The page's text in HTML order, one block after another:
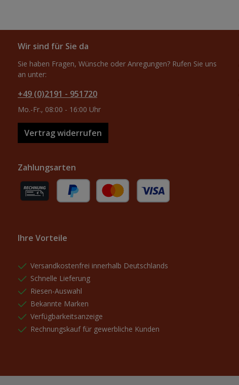
Wir sind für Sie da
Sie haben Fragen, Wünsche oder Anregungen? Rufen Sie uns
an unter:
+49 (0)2191 - 951720
Mo.-Fr., 08:00 - 16:00 Uhr
Vertrag widerrufen
Zahlungsarten
Ihre Vorteile
Versandkostenfrei innerhalb Deutschlands
Schnelle Lieferung
Riesen-Auswahl
Bekannte Marken
Verfügbarkeitsanzeige
Rechnungskauf für gewerbliche Kunden